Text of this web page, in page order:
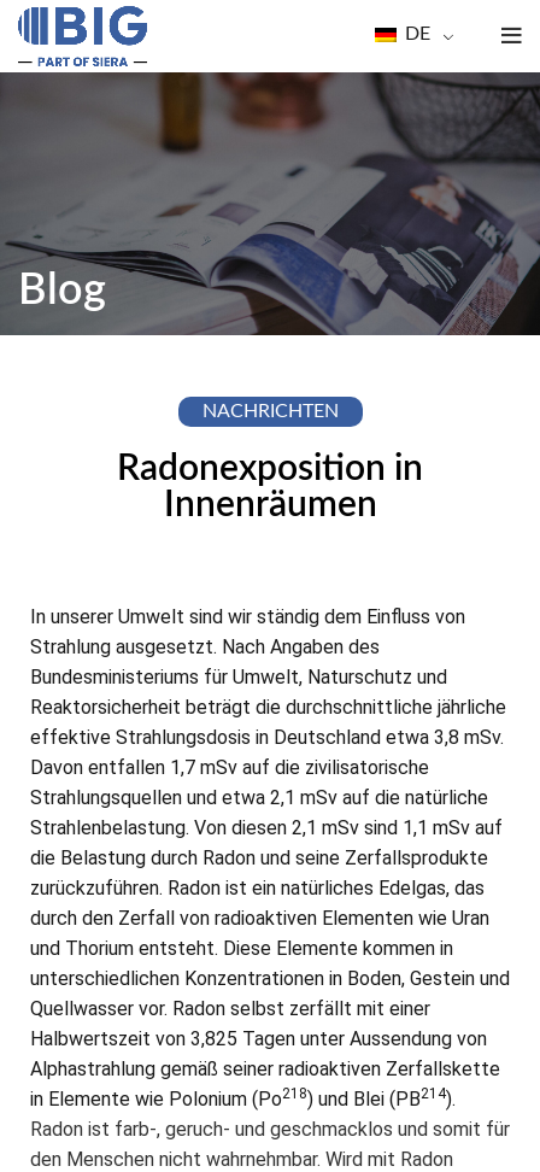
DE
Blog
NACHRICHTEN
Radonexposition in
Innenräumen
In unserer Umwelt sind wir ständig dem Einfluss von
Strahlung ausgesetzt. Nach Angaben des
Bundesministeriums für Umwelt, Naturschutz und
Reaktorsicherheit beträgt die durchschnittliche jährliche
effektive Strahlungsdosis in Deutschland etwa 3,8 mSv.
Davon entfallen 1,7 mSv auf die zivilisatorische
Strahlungsquellen und etwa 2,1 mSv auf die natürliche
Strahlenbelastung. Von diesen 2,1 mSv sind 1,1 mSv auf
die Belastung durch Radon und seine Zerfallsprodukte
zurückzuführen. Radon ist ein natürliches Edelgas, das
durch den Zerfall von radioaktiven Elementen wie Uran
und Thorium entsteht. Diese Elemente kommen in
unterschiedlichen Konzentrationen in Boden, Gestein und
Quellwasser vor. Radon selbst zerfällt mit einer
Halbwertszeit von 3,825 Tagen unter Aussendung von
Alphastrahlung gemäß seiner radioaktiven Zerfallskette
in Elemente wie Polonium (Po218) und Blei (PB214).
Radon ist farb-, geruch- und geschmacklos und somit für
den Menschen nicht wahrnehmbar. Wird mit Radon